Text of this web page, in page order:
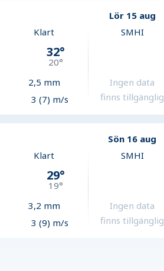
Lör 15 aug
Klart
32°
20°
2,5 mm
3 (7) m/s
SMHI
Ingen data
finns tillgänglig
Sön 16 aug
Klart
29°
19°
3,2 mm
3 (9) m/s
SMHI
Ingen data
finns tillgänglig